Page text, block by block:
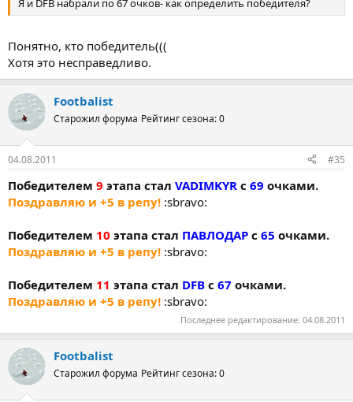
Понятно, кто победитель(((
Хотя это несправедливо.
Footbalist
Старожил форума Рейтинг сезона: 0
04.08.2011 #35
Победителем 9 этапа стал VADIMKYR с 69 очками.
Поздравляю и +5 в репу! :sbravo:
Победителем 10 этапа стал ПАВЛОДАР с 65 очками.
Поздравляю и +5 в репу! :sbravo:
Победителем 11 этапа стал DFB с 67 очками.
Поздравляю и +5 в репу! :sbravo:
Последнее редактирование: 04.08.2011
Footbalist
Старожил форума Рейтинг сезона: 0